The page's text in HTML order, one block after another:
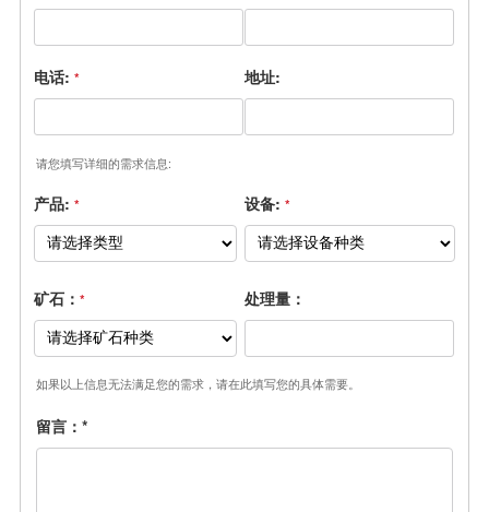
电话: * 地址:
请您填写详细的需求信息:
产品: * 设备: *
矿石： * 处理量：
如果以上信息无法满足您的需求，请在此填写您的具体需要。
留言：*